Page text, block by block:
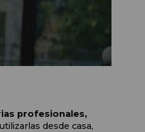
peluquerías o barberias profesionales,
desde casa,